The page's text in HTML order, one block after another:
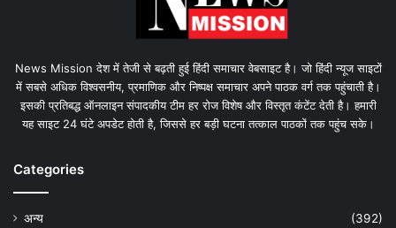
News Mission देश में तेजी से बढ़ती हुई हिंदी समाचार वेबसाइट है। जो हिंदी न्यूज साइटों
में सबसे अधिक विश्वसनीय, प्रमाणिक और निष्पक्ष समाचार अपने पाठक वर्ग तक पहुंचाती है।
इसकी प्रतिबद्ध ऑनलाइन संपादकीय टीम हर रोज विशेष और विस्तृत कंटेंट देती है। हमारी
यह साइट 24 घंटे अपडेट होती है, जिससे हर बड़ी घटना तत्काल पाठकों तक पहुंच सके।
Categories
अन्य
(392)